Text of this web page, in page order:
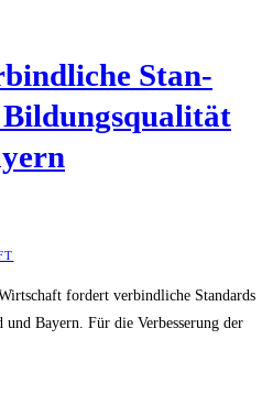
Stan­
fordert verbindliche Standards
Bayern. Für die Verbesserung der